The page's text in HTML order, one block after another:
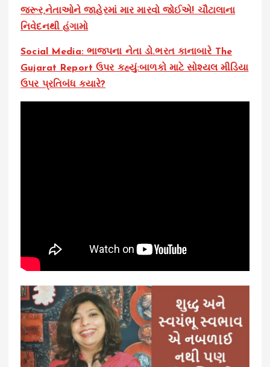
જરૂર,નેતાઓને જાહેરમાં માર મારવો જોઈએ! ચૌટાલાના
નિવેદનથી હંગામો
Social Media: ભાજપના નેતા ડો.ભરત કાનાબારે The
Gujarat Report ઉપર કહ્યું:બાળકો માટે સોશ્યલ મીડિયા
ઉપર પ્રતિબંધ ક્યારે?